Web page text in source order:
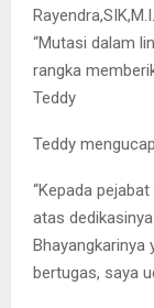
“Mutasi dalam
rangka
Teddy
Teddy
“Kepada
atas
Bhayangkarinya
bertugas, saya